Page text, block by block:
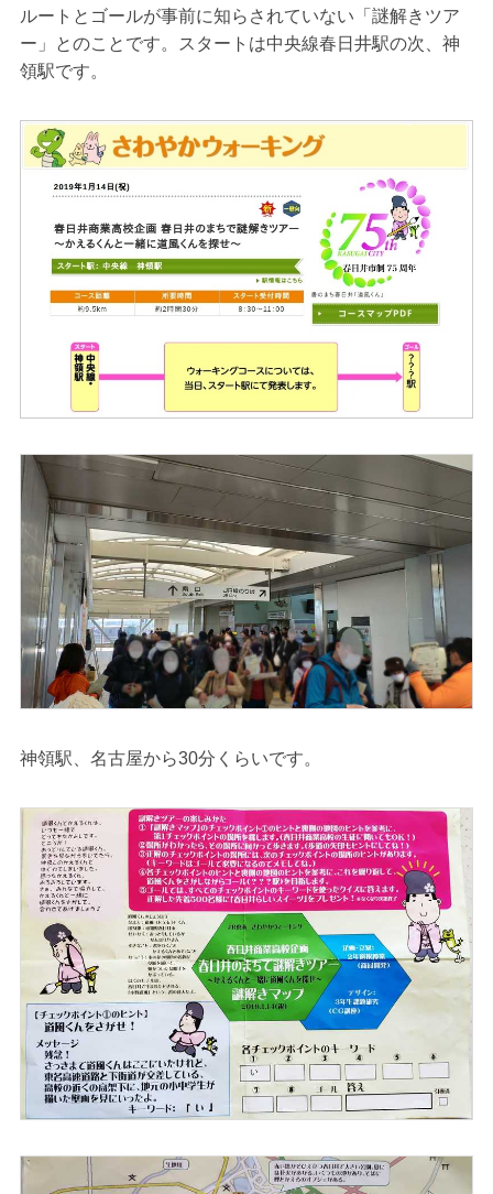
ルートとゴールが事前に知らされていない「謎解きツア
ー」とのことです。スタートは中央線春日井駅の次、神
領駅です。
神領駅、名古屋から30分くらいです。